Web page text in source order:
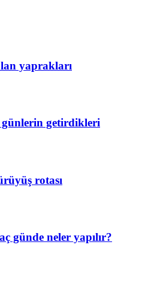
yaprakları
getirdikleri
rotası
günde neler yapılır?